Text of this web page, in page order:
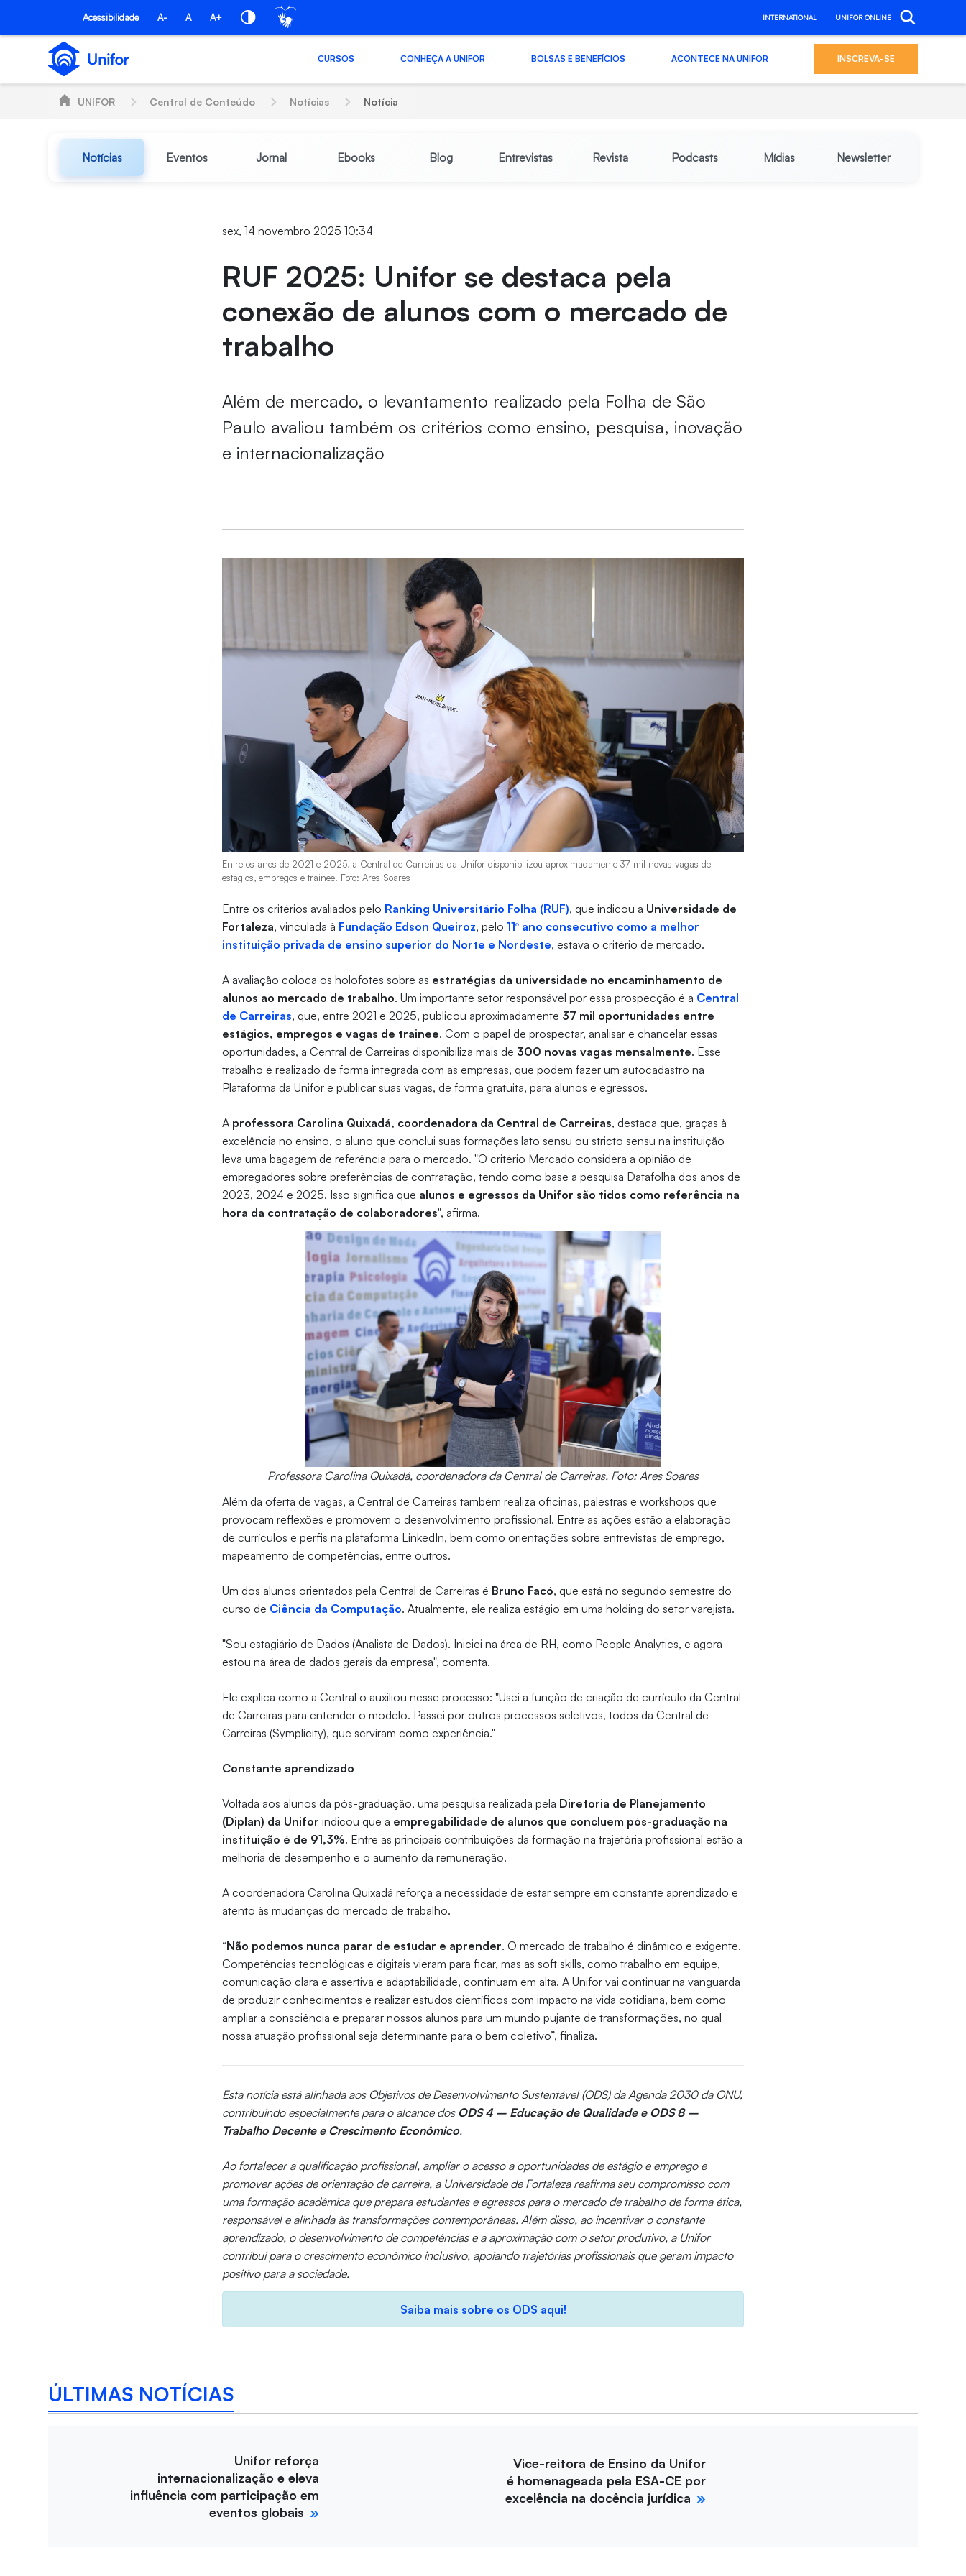
Pular para o Conteúdo principal
Acessibilidade A- A A+ INTERNATIONAL UNIFOR ONLINE
CURSOS CONHEÇA A UNIFOR BOLSAS E BENEFÍCIOS ACONTECE NA UNIFOR INSCREVA-SE
UNIFOR Central de Conteúdo Notícias Notícia
Notícias Eventos Jornal Ebooks Blog Entrevistas Revista Podcasts Mídias Newsletter
sex, 14 novembro 2025 10:34
RUF 2025: Unifor se destaca pela
conexão de alunos com o mercado de
trabalho
Além de mercado, o levantamento realizado pela Folha de São
Paulo avaliou também os critérios como ensino, pesquisa, inovação
e internacionalização
Entre os anos de 2021 e 2025, a Central de Carreiras da Unifor disponibilizou aproximadamente 37 mil novas vagas de
estágios, empregos e trainee. Foto: Ares Soares
Entre os critérios avaliados pelo Ranking Universitário Folha (RUF), que indicou a Universidade de
Fortaleza, vinculada à Fundação Edson Queiroz, pelo11º ano consecutivo como a melhor
instituição privada de ensino superior do Norte e Nordeste, estava o critério de mercado.
A avaliação coloca os holofotes sobre as estratégias da universidade no encaminhamento de
alunos ao mercado de trabalho. Um importante setor responsável por essa prospecção é a Central
de Carreiras, que, entre 2021 e 2025, publicou aproximadamente 37 mil oportunidades entre
estágios, empregos e vagas de trainee. Com o papel de prospectar, analisar e chancelar essas
oportunidades, a Central de Carreiras disponibiliza mais de 300 novas vagas mensalmente. Esse
trabalho é realizado de forma integrada com as empresas, que podem fazer um autocadastro na
Plataforma da Unifor e publicar suas vagas, de forma gratuita, para alunos e egressos.
A professora Carolina Quixadá, coordenadora da Central de Carreiras, destaca que, graças à
excelência no ensino, o aluno que conclui suas formações lato sensu ou stricto sensu na instituição
leva uma bagagem de referência para o mercado. "O critério Mercado considera a opinião de
empregadores sobre preferências de contratação, tendo como base a pesquisa Datafolha dos anos de
2023, 2024 e 2025. Isso significa que alunos e egressos da Unifor são tidos como referência na
hora da contratação de colaboradores", afirma.
Professora Carolina Quixadá, coordenadora da Central de Carreiras. Foto: Ares Soares
Além da oferta de vagas, a Central de Carreiras também realiza oficinas, palestras e workshops que
provocam reflexões e promovem o desenvolvimento profissional. Entre as ações estão a elaboração
de currículos e perfis na plataforma LinkedIn, bem como orientações sobre entrevistas de emprego,
mapeamento de competências, entre outros.
Um dos alunos orientados pela Central de Carreiras é Bruno Facó, que está no segundo semestre do
curso de Ciência da Computação. Atualmente, ele realiza estágio em uma holding do setor varejista.
"Sou estagiário de Dados (Analista de Dados). Iniciei na área de RH, como People Analytics, e agora
estou na área de dados gerais da empresa", comenta.
Ele explica como a Central o auxiliou nesse processo: "Usei a função de criação de currículo da Central
de Carreiras para entender o modelo. Passei por outros processos seletivos, todos da Central de
Carreiras (Symplicity), que serviram como experiência."
Constante aprendizado
Voltada aos alunos da pós-graduação, uma pesquisa realizada pela Diretoria de Planejamento
(Diplan) da Unifor indicou que a empregabilidade de alunos que concluem pós-graduação na
instituição é de 91,3%. Entre as principais contribuições da formação na trajetória profissional estão a
melhoria de desempenho e o aumento da remuneração.
A coordenadora Carolina Quixadá reforça a necessidade de estar sempre em constante aprendizado e
atento às mudanças do mercado de trabalho.
“Não podemos nunca parar de estudar e aprender. O mercado de trabalho é dinâmico e exigente.
Competências tecnológicas e digitais vieram para ficar, mas as soft skills, como trabalho em equipe,
comunicação clara e assertiva e adaptabilidade, continuam em alta. A Unifor vai continuar na vanguarda
de produzir conhecimentos e realizar estudos científicos com impacto na vida cotidiana, bem como
ampliar a consciência e preparar nossos alunos para um mundo pujante de transformações, no qual
nossa atuação profissional seja determinante para o bem coletivo”, finaliza.
Esta notícia está alinhada aos Objetivos de Desenvolvimento Sustentável (ODS) da Agenda 2030 da ONU,
contribuindo especialmente para o alcance dos ODS 4 – Educação de Qualidade e ODS 8 –
Trabalho Decente e Crescimento Econômico.
Ao fortalecer a qualificação profissional, ampliar o acesso a oportunidades de estágio e emprego e
promover ações de orientação de carreira, a Universidade de Fortaleza reafirma seu compromisso com
uma formação acadêmica que prepara estudantes e egressos para o mercado de trabalho de forma ética,
responsável e alinhada às transformações contemporâneas. Além disso, ao incentivar o constante
aprendizado, o desenvolvimento de competências e a aproximação com o setor produtivo, a Unifor
contribui para o crescimento econômico inclusivo, apoiando trajetórias profissionais que geram impacto
positivo para a sociedade.
Saiba mais sobre os ODS aqui!
ÚLTIMAS NOTÍCIAS
Unifor reforça
internacionalização e eleva
influência com participação em
eventos globais
Vice-reitora de Ensino da Unifor
é homenageada pela ESA-CE por
excelência na docência jurídica